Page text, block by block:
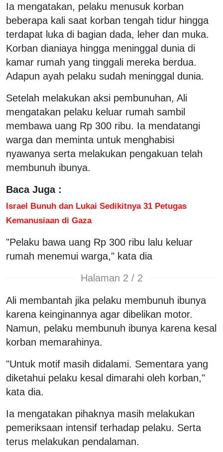
Ia mengatakan, pelaku menusuk korban
beberapa kali saat korban tengah tidur hingga
terdapat luka di bagian dada, leher dan muka.
Korban dianiaya hingga meninggal dunia di
kamar rumah yang tinggali mereka berdua.
Adapun ayah pelaku sudah meninggal dunia.
Setelah melakukan aksi pembunuhan, Ali
mengatakan pelaku keluar rumah sambil
membawa uang Rp 300 ribu. Ia mendatangi
warga dan meminta untuk menghabisi
nyawanya serta melakukan pengakuan telah
membunuh ibunya.
Baca Juga :
Israel Bunuh dan Lukai Sedikitnya 31 Petugas
Kemanusiaan di Gaza
"Pelaku bawa uang Rp 300 ribu lalu keluar
rumah menemui warga," kata dia
Halaman 2 / 2
Ali membantah jika pelaku membunuh ibunya
karena keinginannya agar dibelikan motor.
Namun, pelaku membunuh ibunya karena kesal
korban memarahinya.
"Untuk motif masih didalami. Sementara yang
diketahui pelaku kesal dimarahi oleh korban,"
kata dia.
Ia mengatakan pihaknya masih melakukan
pemeriksaan intensif terhadap pelaku. Serta
terus melakukan pendalaman.